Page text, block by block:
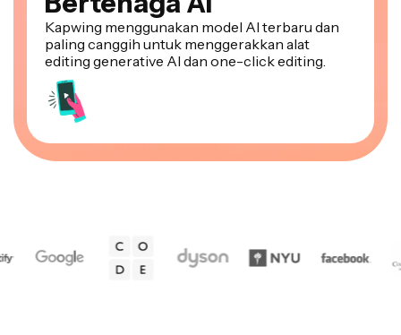
Kapwing menggunakan model AI terbaru dan
paling canggih untuk menggerakkan alat
editing generative AI dan one-click editing.